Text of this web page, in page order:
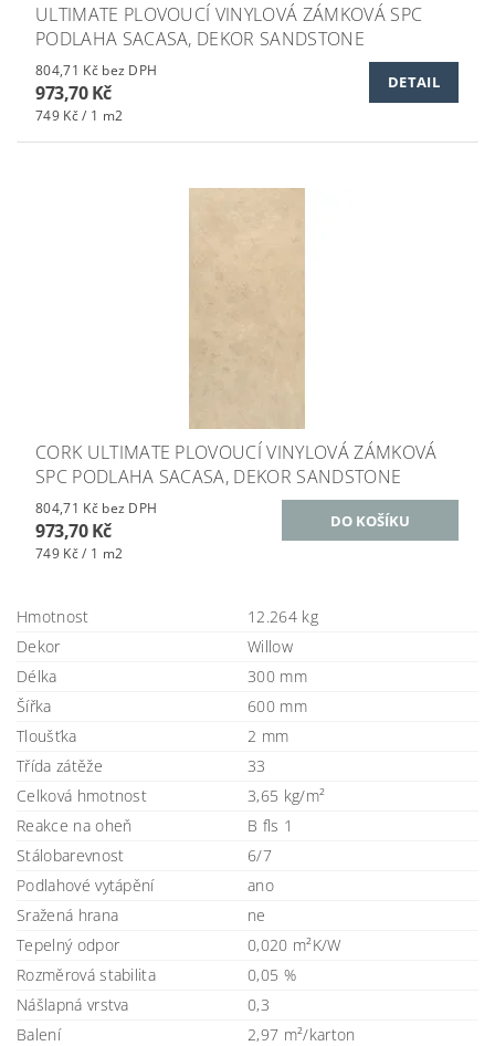
ULTIMATE PLOVOUCÍ VINYLOVÁ ZÁMKOVÁ SPC
PODLAHA SACASA, DEKOR SANDSTONE
804,71 Kč bez DPH
973,70 Kč
749 Kč / 1 m2
DETAIL
CORK ULTIMATE PLOVOUCÍ VINYLOVÁ ZÁMKOVÁ
SPC PODLAHA SACASA, DEKOR SANDSTONE
804,71 Kč bez DPH
973,70 Kč
749 Kč / 1 m2
Hmotnost
12.264 kg
Dekor
Willow
Délka
300 mm
Šířka
600 mm
Tloušťka
2 mm
Třída zátěže
33
Celková hmotnost
3,65 kg/m²
Reakce na oheň
B fls 1
Stálobarevnost
6/7
Podlahové vytápění
ano
Sražená hrana
ne
Tepelný odpor
0,020 m²K/W
Rozměrová stabilita
0,05 %
Nášlapná vrstva
0,3
Balení
2,97 m²/karton